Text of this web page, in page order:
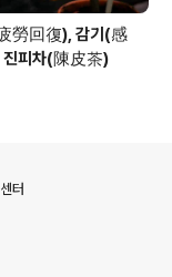
勞回復), 감기(感
진피차(陳皮茶)
터